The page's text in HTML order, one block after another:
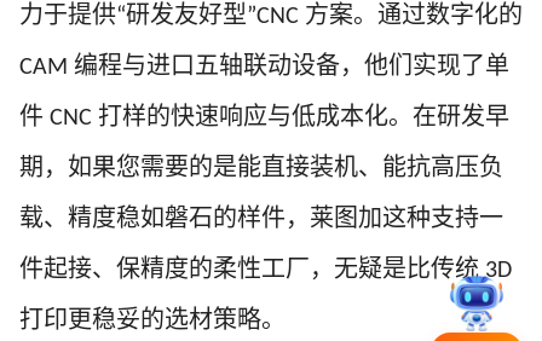
力于提供“研发友好型”CNC 方案。通过数字化的
CAM 编程与进口五轴联动设备，他们实现了单
件 CNC 打样的快速响应与低成本化。在研发早
期，如果您需要的是能直接装机、能抗高压负
载、精度稳如磐石的样件，莱图加这种支持一
件起接、保精度的柔性工厂，无疑是比传统 3D
打印更稳妥的选材策略。